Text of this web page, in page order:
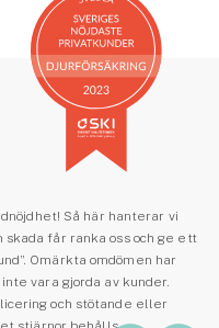
Så här hanterar vi
får ranka oss och ge ett
Omärkta omdömen har
vara gjorda av kunder.
och stötande eller